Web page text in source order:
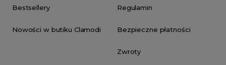
Bestsellery
Nowości w butiku Clamodi
Regulamin
Bezpieczne płatności
Zwroty